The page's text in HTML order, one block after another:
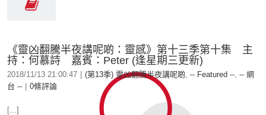
《靈凶翻騰半夜講呢啲：靈感》第十三季第十集 主
持：何慕詩 嘉賓：Peter (逢星期三更新)
2018/11/13 21:00:47 (第13季) 靈凶翻騰半夜講呢啲, -- Featured --, -- 網
台 --
0條評論
[...]